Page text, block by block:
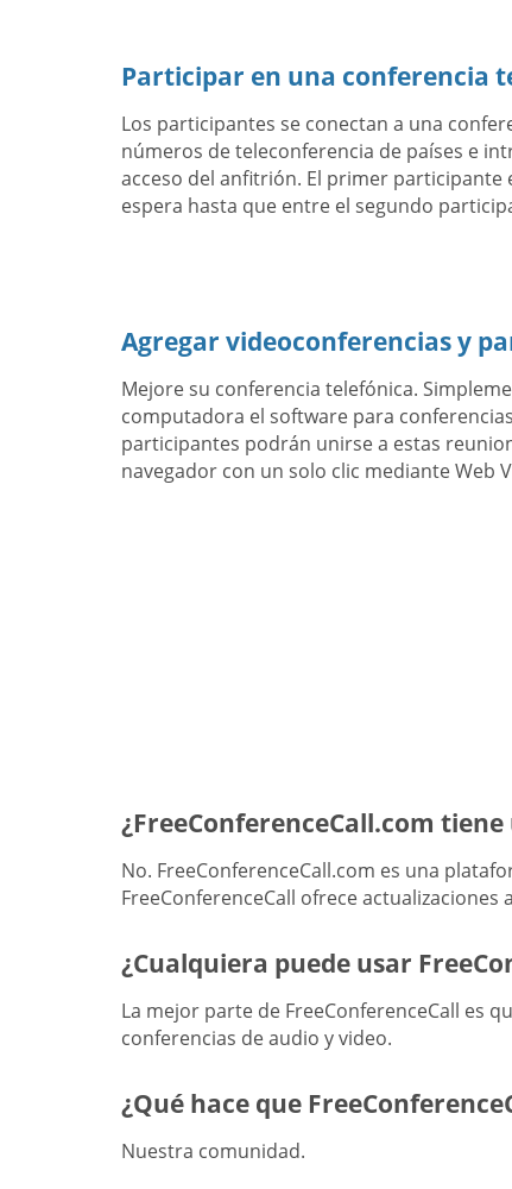
Participar en una conferencia
Los participantes se conectan a una
números de teleconferencia de países e
acceso del anfitrión. El primer participante
espera hasta que entre el segundo
Agregar videoconferencias y
Mejore su conferencia telefónica.
computadora el software para conferencias
participantes podrán unirse a estas
navegador con un solo clic mediante Web
¿FreeConferenceCall.com tiene
No. FreeConferenceCall.com es una
FreeConferenceCall ofrece
¿Cualquiera puede usar
La mejor parte de FreeConferenceCall es
conferencias de audio y video.
¿Qué hace que
Nuestra comunidad.